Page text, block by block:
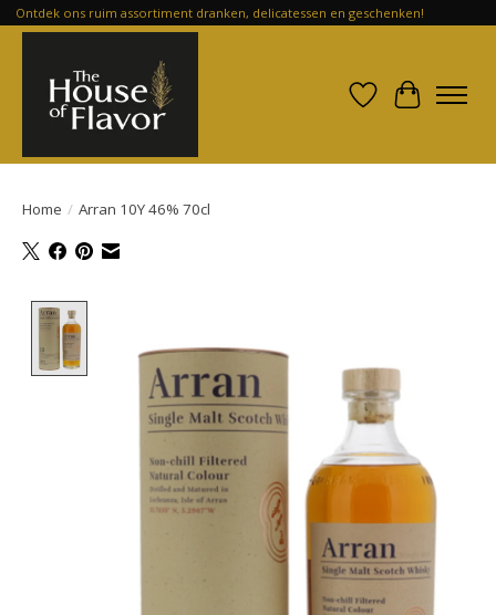
Ontdek ons ruim assortiment dranken, delicatessen en geschenken!
Verlanglijst
Home / Arran 10Y 46% 70cl